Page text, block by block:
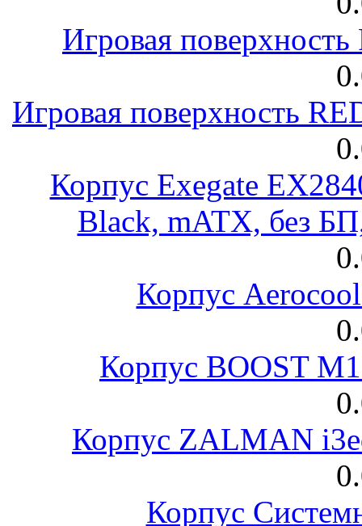
Игровая
Игровая поверхность
Корпус Exegate
Black, mATX, без
Корпус
Корпус BOOST
Корпус ZALMAN
Корпус